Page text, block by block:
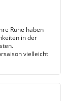
Ruhe haben
in der
vielleicht